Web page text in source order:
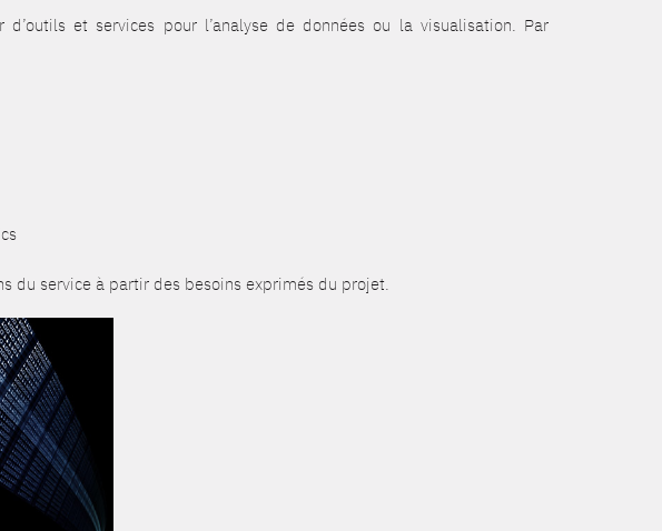
et services pour l’analyse de données ou la visualisation. Par
du service à partir des besoins exprimés du projet.